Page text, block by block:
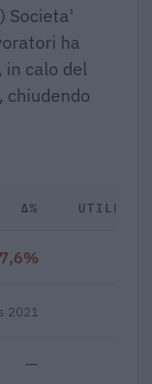
Societa'
ha
calo del
chiudendo
Δ% UTILE/
2021
—